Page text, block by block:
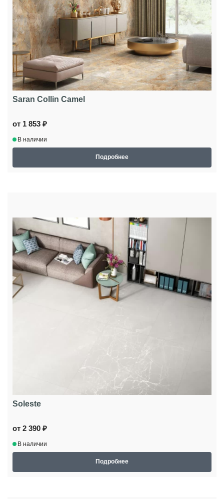
Saran Collin Camel
от 1 853 ₽
В наличии
Подробнее
Soleste
от 2 390 ₽
В наличии
Подробнее